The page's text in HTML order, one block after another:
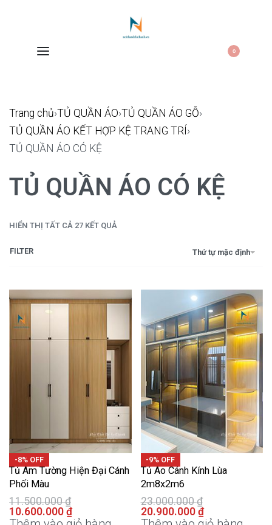
0
Trang chủ›TỦ QUẦN ÁO›TỦ QUẦN ÁO GỖ›
TỦ QUẦN ÁO KẾT HỢP KỆ TRANG TRÍ ›
TỦ QUẦN ÁO CÓ KỆ
TỦ QUẦN ÁO CÓ KỆ
HIỂN THỊ TẤT CẢ 27 KẾT QUẢ
Thứ tự mặc định
FILTER
-8% OFF
Tủ Âm Tường Hiện Đại Cánh
Phối Màu
11.500.000₫
10.600.000 ₫
-9% OFF
Tủ Áo Cánh Kính Lùa
2m8x2m6
23.000.000₫
20.900.000 ₫